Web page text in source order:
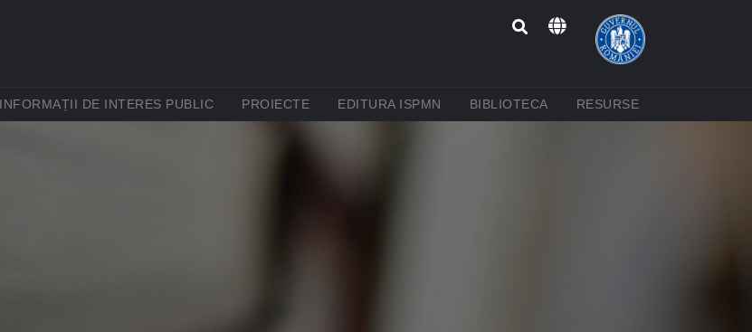
INFORMAȚII DE INTERES PUBLIC(CURRENT)
PROIECTE(CURRENT)
EDITURA ISPMN (CURRENT)
BIBLIOTECA(CURRENT)
RESURSE(CURRENT)